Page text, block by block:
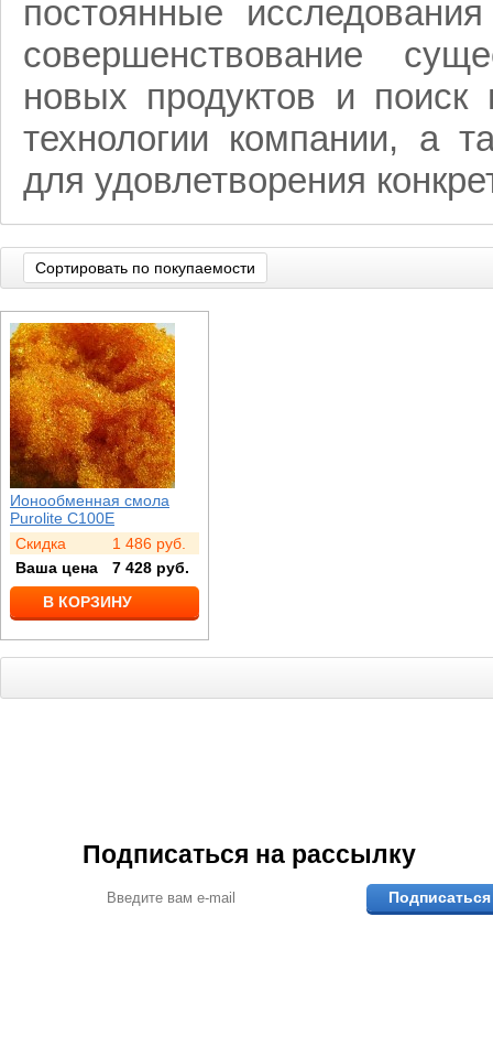
постоянные
совершенствование
новых продуктов и
технологии компании, а
для удовлетворения
Сортировать по покупаемости
Ионообменная смола
Purolite C100E
Скидка
1 486 руб.
Ваша цена
7 428 руб.
В КОРЗИНУ
Подписаться на рассылку
Подписаться